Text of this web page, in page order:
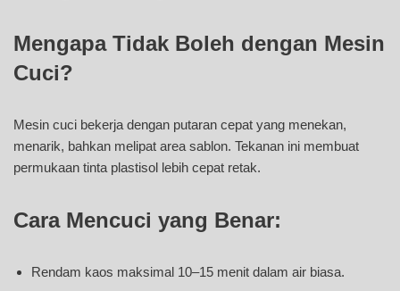
Mengapa Tidak Boleh dengan Mesin
Cuci?
Mesin cuci bekerja dengan putaran cepat yang menekan,
menarik, bahkan melipat area sablon. Tekanan ini membuat
permukaan tinta plastisol lebih cepat retak.
Cara Mencuci yang Benar:
Rendam kaos maksimal 10–15 menit dalam air biasa.